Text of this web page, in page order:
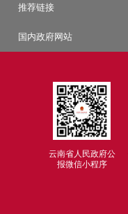
推荐链接
国内政府网站
云南省人民政府公
报微信小程序